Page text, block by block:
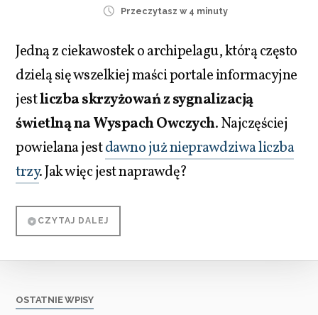
Przeczytasz w 4 minuty
Jedną z ciekawostek o archipelagu, którą często
dzielą się wszelkiej maści portale informacyjne
jestliczba skrzyżowań z sygnalizacją
świetlną na Wyspach Owczych. Najczęściej
powielana jestdawno już nieprawdziwa liczba
trzy. Jak więc jest naprawdę?
CZYTAJ DALEJ
OSTATNIE WPISY